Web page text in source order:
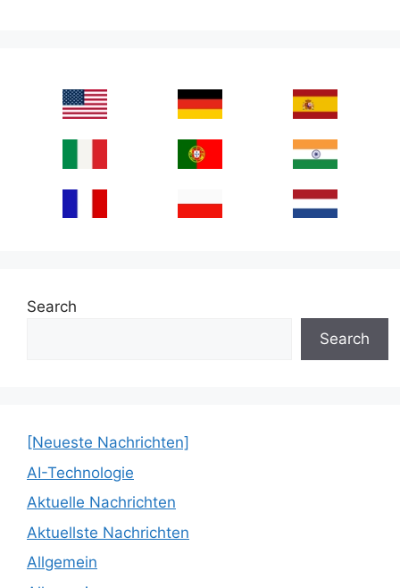
Search
Search
[Neueste Nachrichten]
AI-Technologie
Aktuelle Nachrichten
Aktuellste Nachrichten
Allgemein